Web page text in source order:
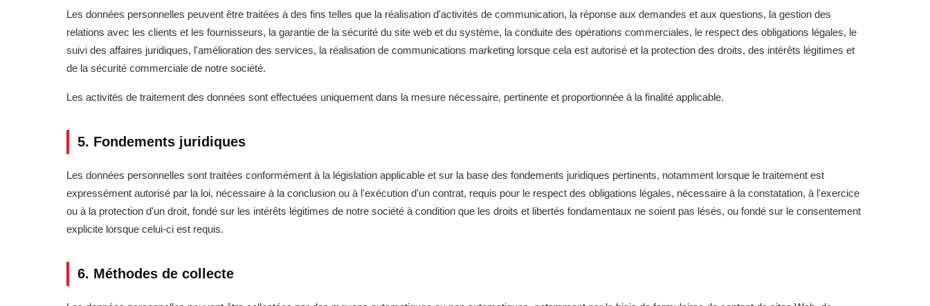
Les données personnelles peuvent être traitées à des fins telles que la réalisation d'activités de communication, la réponse aux demandes et aux questions, la gestion des
relations avec les clients et les fournisseurs, la garantie de la sécurité du site web et du système, la conduite des opérations commerciales, le respect des obligations légales, le
suivi des affaires juridiques, l'amélioration des services, la réalisation de communications marketing lorsque cela est autorisé et la protection des droits, des intérêts légitimes et
de la sécurité commerciale de notre société.
Les activités de traitement des données sont effectuées uniquement dans la mesure nécessaire, pertinente et proportionnée à la finalité applicable.
5. Fondements juridiques
Les données personnelles sont traitées conformément à la législation applicable et sur la base des fondements juridiques pertinents, notamment lorsque le traitement est
expressément autorisé par la loi, nécessaire à la conclusion ou à l'exécution d'un contrat, requis pour le respect des obligations légales, nécessaire à la constatation, à l'exercice
ou à la protection d'un droit, fondé sur les intérêts légitimes de notre société à condition que les droits et libertés fondamentaux ne soient pas lésés, ou fondé sur le consentement
explicite lorsque celui-ci est requis.
6. Méthodes de collecte